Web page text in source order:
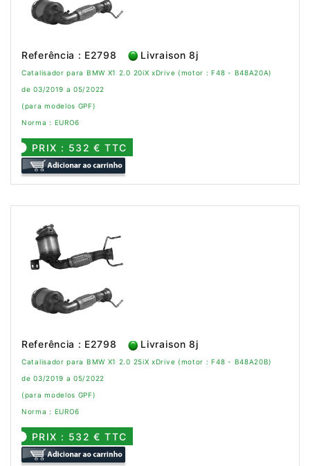
Referência : E2798 Livraison 8j
Catalisador para BMW X1 2.0 20iX xDrive (motor : F48 - B48A20A)
de 03/2019 a 05/2022
(para modelos GPF)
Norma : EURO6
PRIX : 532 € TTC
Referência : E2798 Livraison 8j
Catalisador para BMW X1 2.0 25iX xDrive (motor : F48 - B48A20B)
de 03/2019 a 05/2022
(para modelos GPF)
Norma : EURO6
PRIX : 532 € TTC